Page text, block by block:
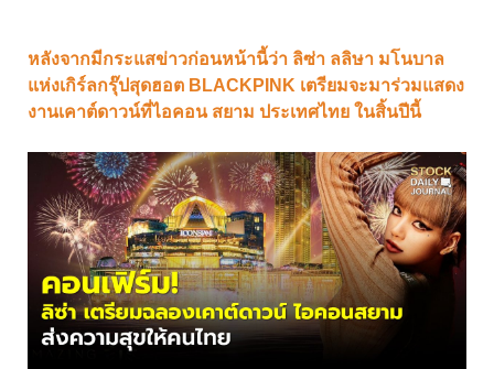
หลังจากมีกระแสข่าวก่อนหน้านี้ว่า ลิซ่า ลลิษา มโนบาล
แห่งเกิร์ลกรุ๊ปสุดฮอต BLACKPINK เตรียมจะมาร่วมแสดง
งานเคาต์ดาวน์ที่ไอคอน สยาม ประเทศไทย ในสิ้นปีนี้